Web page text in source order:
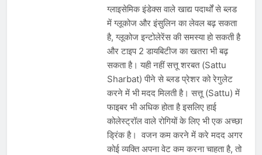
ग्लाइसेमिक इंडेक्स वाले खाद्य पदार्थों से ब्लड
में ग्लूकोज और इंसुलिन का लेवल बढ़ सकता
है, ग्लूकोज इन्टोलेरेंस की समस्या हो सकती है
और टाइप 2 डायबिटीज का खतरा भी बढ़
सकता है। यही नहीं सत्तू शरबत (Sattu
Sharbat) पीने से ब्लड प्रेशर को रेगुलेट
करने में भी मदद मिलती है। सत्तू (Sattu) में
फाइबर भी अधिक होता है इसलिए हाई
कोलेस्ट्रॉल वाले रोगियों के लिए भी एक अच्छा
ड्रिंक है। वजन कम करने में करे मदद अगर
कोई व्यक्ति अपना वेट कम करना चाहता है, तो